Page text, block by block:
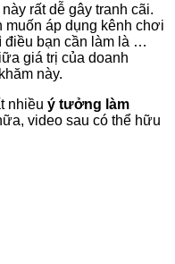
rất dễ gây tranh cãi.
muốn áp dụng kênh chơi
điều bạn cần làm là …
giá trị của doanh
này.
nhiều ý tưởng làm
video sau có thể hữu